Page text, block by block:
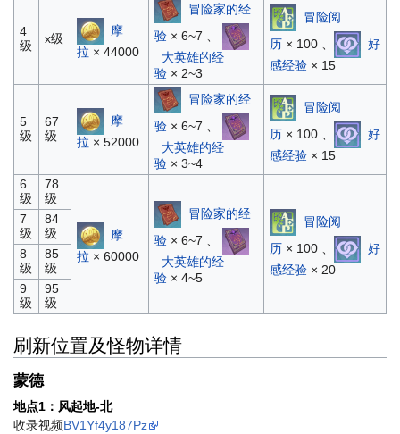
4
级
x级
摩
拉 × 44000
冒险家的经
验× 6~7 、
大英雄的经
验× 2~3
冒险阅
历× 100 、
好
感经验× 15
5
级
67
级
摩
拉 × 52000
冒险家的经
验× 6~7 、
大英雄的经
验× 3~4
冒险阅
历× 100 、
好
感经验× 15
6
级
78
级
摩
拉 × 60000
冒险家的经
验× 6~7 、
大英雄的经
验× 4~5
冒险阅
历× 100 、
好
感经验× 20
7
级
84
级
8
级
85
级
9
级
95
级
刷新位置及怪物详情
蒙德
地点1：风起地-北
收录视频BV1Yf4y187Pz